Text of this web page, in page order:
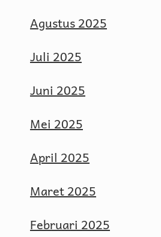
Agustus 2025
Juli 2025
Juni 2025
Mei 2025
April 2025
Maret 2025
Februari 2025